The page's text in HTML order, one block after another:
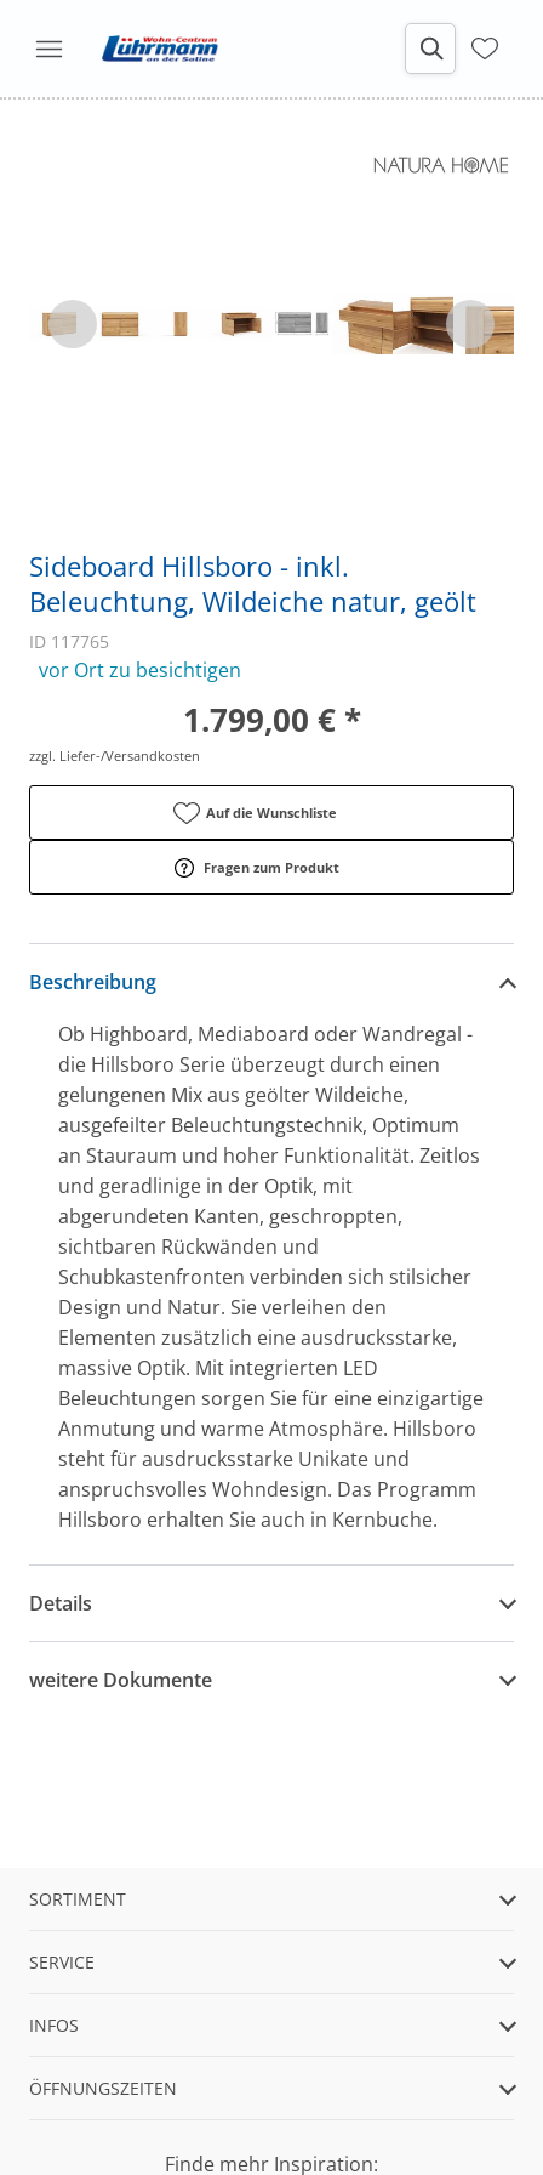
Sideboard Hillsboro - inkl.
Beleuchtung, Wildeiche natur, geölt
ID 117765
vor Ort zu besichtigen
1.799,00 € *
zzgl. Liefer-/Versandkosten
Auf die Wunschliste
Fragen zum Produkt
Beschreibung
Ob Highboard, Mediaboard oder Wandregal -
die Hillsboro Serie überzeugt durch einen
gelungenen Mix aus geölter Wildeiche,
ausgefeilter Beleuchtungstechnik, Optimum
an Stauraum und hoher Funktionalität. Zeitlos
und geradlinige in der Optik, mit
abgerundeten Kanten, geschroppten,
sichtbaren Rückwänden und
Schubkastenfronten verbinden sich stilsicher
Design und Natur. Sie verleihen den
Elementen zusätzlich eine ausdrucksstarke,
massive Optik. Mit integrierten LED
Beleuchtungen sorgen Sie für eine einzigartige
Anmutung und warme Atmosphäre. Hillsboro
steht für ausdrucksstarke Unikate und
anspruchsvolles Wohndesign. Das Programm
Hillsboro erhalten Sie auch in Kernbuche.
Details
weitere Dokumente
SORTIMENT
SERVICE
INFOS
ÖFFNUNGSZEITEN
Finde mehr Inspiration: